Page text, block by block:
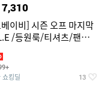
7,310
이비] 시즌 오프 마지막
/등원룩/티셔츠/팬츠/
쇼킹딜 13